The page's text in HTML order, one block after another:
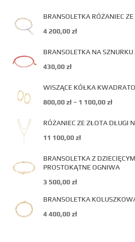
BRANSOLETKA RÓŻANIEC
4 200,00zł
BRANSOLETKA NA
430,00zł
WISZĄCE KÓŁKA
800,00zł – 1 100,00zł
RÓŻANIEC ZE ZŁOTA DŁUGI
11 100,00zł
BRANSOLETKA Z
PROSTOKĄTNE OGNIWA
3 500,00zł
BRANSOLETKA
4 400,00zł